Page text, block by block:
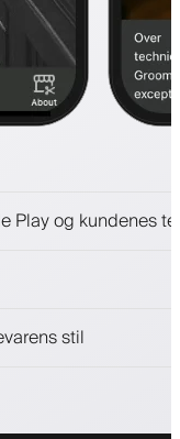
Play og kundenes
stil